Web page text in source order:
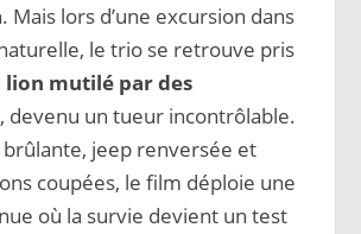
Mais lors d’une excursion dans
le trio se retrouve pris
lion mutilé par des
, devenu un tueur incontrôlable.
brûlante, jeep renversée et
coupées, le film déploie une
où la survie devient un test